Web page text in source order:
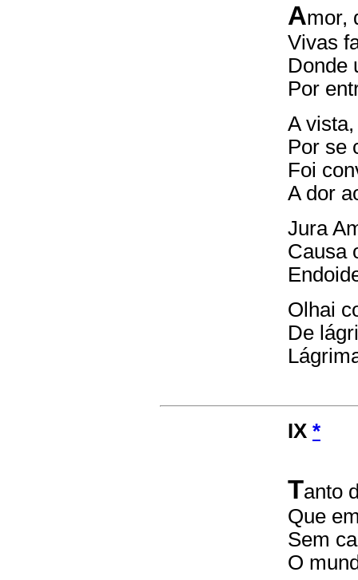
Amor,
Vivas
Donde
Por
A
Por se
Foi
A dor
Jura
Causa
Olhai
De
IX *
Tanto
Que
Sem
O